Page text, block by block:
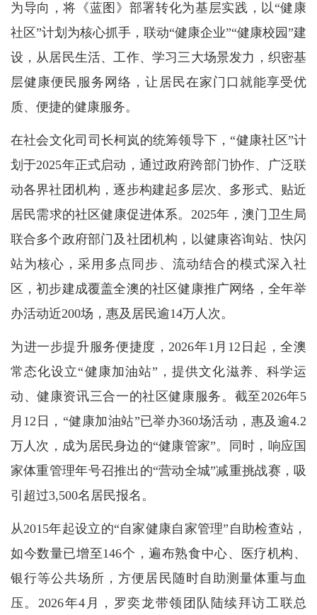
为导向，将《蓝图》部署转化为基层实践，以“健康
社区”计划为核心抓手，联动“健康企业”“健康校园”建
设，从居民生活、工作、学习三大场景发力，织密基
层健康便民服务网络，让居民在家门口就能享受优
质、便捷的健康服务。
在社会文化司司长柯岚的统筹领导下，“健康社区”计
划于2025年正式启动，通过政府跨部门协作、广泛联
动各界社团机构，逐步构建起多层次、多形式、贴近
居民需求的社区健康促进体系。2025年，澳门卫生局
联合多个政府部门及社团机构，以健康咨询站、快闪
站为核心，采用多点同步、流动结合的模式深入社
区，初步建成覆盖全澳的社区健康推广网络，全年举
办活动近200场，惠及居民逾14万人次。
为进一步提升服务便捷度，2026年1月12日起，全澳
常态化设立“健康加油站”，提供文化滋养、科学运
动、健康资讯三合一的社区健康服务。截至2026年5
月12日，“健康加油站”已举办360场活动，惠及逾4.2
万人次，成为居民身边的“健康管家”。同时，响应国
家体重管理年号召推出的“营动全城”减重挑战赛，吸
引超过3,500名居民报名。
从2015年起设立的“自家健康自家管理”自助检查站，
如今数量已增至146个，遍布熟食中心、医疗机构、
银行等公共场所，方便居民随时自助测量体重与血
压。2026年4月，罗奕龙带领团队陆续拜访工联总